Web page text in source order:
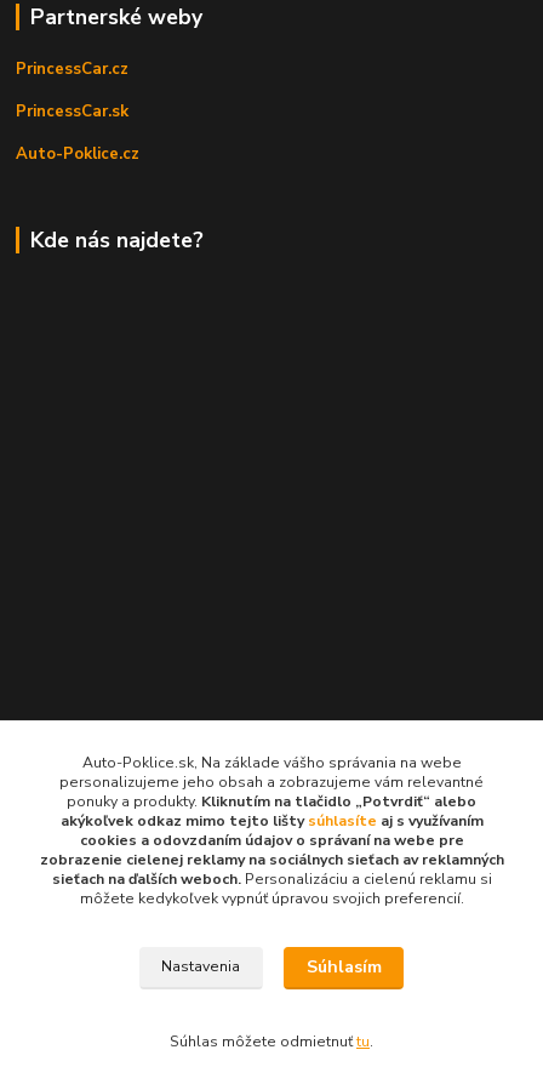
Partnerské weby
PrincessCar.cz
PrincessCar.sk
Auto-Poklice.cz
Kde nás najdete?
Kontakty
Auto-Poklice.sk
(Po-Pia, 8-16 hod.)
info@auto-poklice.sk
© 2024 všetky práva vyhradené
Auto-Poklice.sk, Na základe vášho správania na webe
personalizujeme jeho obsah a zobrazujeme vám relevantné
ponuky a produkty. Kliknutím na tlačidlo „Potvrdiť“ alebo
akýkoľvek odkaz mimo tejto lištysúhlasíte aj s využívaním
cookies a odovzdaním údajov o správaní na webe pre
zobrazenie cielenej reklamy na sociálnych sieťach av reklamných
sieťach na ďalších weboch.Personalizáciu a cielenú reklamu si
môžete kedykoľvek vypnúť úpravou svojich preferencií.
Nastavenia Súhlasím
Súhlas môžete odmietnuťtu.